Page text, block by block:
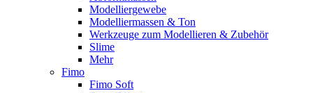
Modelliergewebe
Modelliermassen & Ton
Werkzeuge zum Modellieren & Zubehör
Slime
Mehr
Fimo
Fimo Soft